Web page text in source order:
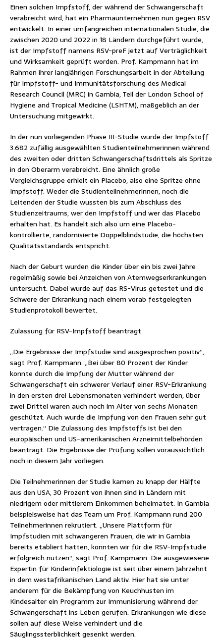
Einen solchen Impfstoff, der während der Schwangerschaft
verabreicht wird, hat ein Pharmaunternehmen nun gegen RSV
entwickelt. In einer umfangreichen internationalen Studie, die
zwischen 2020 und 2022 in 18 Ländern durchgeführt wurde,
ist der Impfstoff namens RSV-preF jetzt auf Verträglichkeit
und Wirksamkeit geprüft worden. Prof. Kampmann hat im
Rahmen ihrer langjährigen Forschungsarbeit in der Abteilung
für Impfstoff- und Immunitätsforschung des Medical
Research Council (MRC) in Gambia, Teil der London School of
Hygiene and Tropical Medicine (LSHTM), maßgeblich an der
Untersuchung mitgewirkt.
In der nun vorliegenden Phase III-Studie wurde der Impfstoff
3.682 zufällig ausgewählten Studienteilnehmerinnen während
des zweiten oder dritten Schwangerschaftsdrittels als Spritze
in den Oberarm verabreicht. Eine ähnlich große
Vergleichsgruppe erhielt ein Placebo, also eine Spritze ohne
Impfstoff. Weder die Studienteilnehmerinnen, noch die
Leitenden der Studie wussten bis zum Abschluss des
Studienzeitraums, wer den Impfstoff und wer das Placebo
erhalten hat. Es handelt sich also um eine Placebo-
kontrollierte, randomisierte Doppelblindstudie, die höchsten
Qualitätsstandards entspricht.
Nach der Geburt wurden die Kinder über ein bis zwei Jahre
regelmäßig sowie bei Anzeichen von Atemwegserkrankungen
untersucht. Dabei wurde auf das RS-Virus getestet und die
Schwere der Erkrankung nach einem vorab festgelegten
Studienprotokoll bewertet.
Zulassung für RSV-Impfstoff beantragt
„Die Ergebnisse der Impfstudie sind ausgesprochen positiv“,
sagt Prof. Kampmann. „Bei über 80 Prozent der Kinder
konnte durch die Impfung der Mutter während der
Schwangerschaft ein schwerer Verlauf einer RSV-Erkrankung
in den ersten drei Lebensmonaten verhindert werden, über
zwei Drittel waren auch noch im Alter von sechs Monaten
geschützt. Auch wurde die Impfung von den Frauen sehr gut
vertragen.“ Die Zulassung des Impfstoffs ist bei den
europäischen und US-amerikanischen Arzneimittelbehörden
beantragt. Die Ergebnisse der Prüfung sollen voraussichtlich
noch in diesem Jahr vorliegen.
Die Teilnehmerinnen der Studie kamen zu knapp der Hälfte
aus den USA, 30 Prozent von ihnen sind in Ländern mit
niedrigem oder mittlerem Einkommen beheimatet. In Gambia
beispielsweise hat das Team um Prof. Kampmann rund 200
Teilnehmerinnen rekrutiert. „Unsere Plattform für
Impfstudien mit schwangeren Frauen, die wir in Gambia
bereits etabliert hatten, konnten wir für die RSV-Impfstudie
erfolgreich nutzen“, sagt Prof. Kampmann. Die ausgewiesene
Expertin für Kinderinfektiologie ist seit über einem Jahrzehnt
in dem westafrikanischen Land aktiv. Hier hat sie unter
anderem für die Bekämpfung von Keuchhusten im
Kindesalter ein Programm zur Immunisierung während der
Schwangerschaft ins Leben gerufen. Erkrankungen wie diese
sollen auf diese Weise verhindert und die
Säuglingssterblichkeit gesenkt werden.